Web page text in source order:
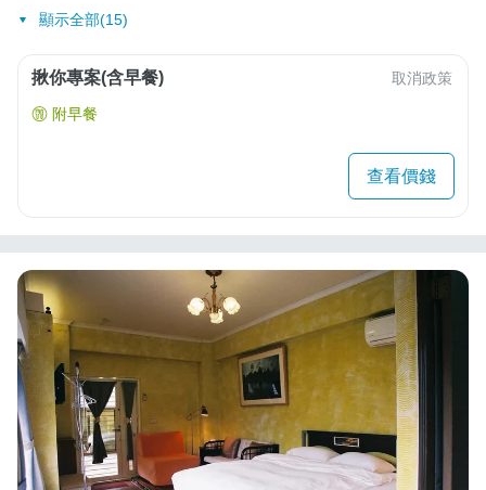
顯示全部(15)
揪你專案(含早餐) 取消政策
附早餐
查看價錢